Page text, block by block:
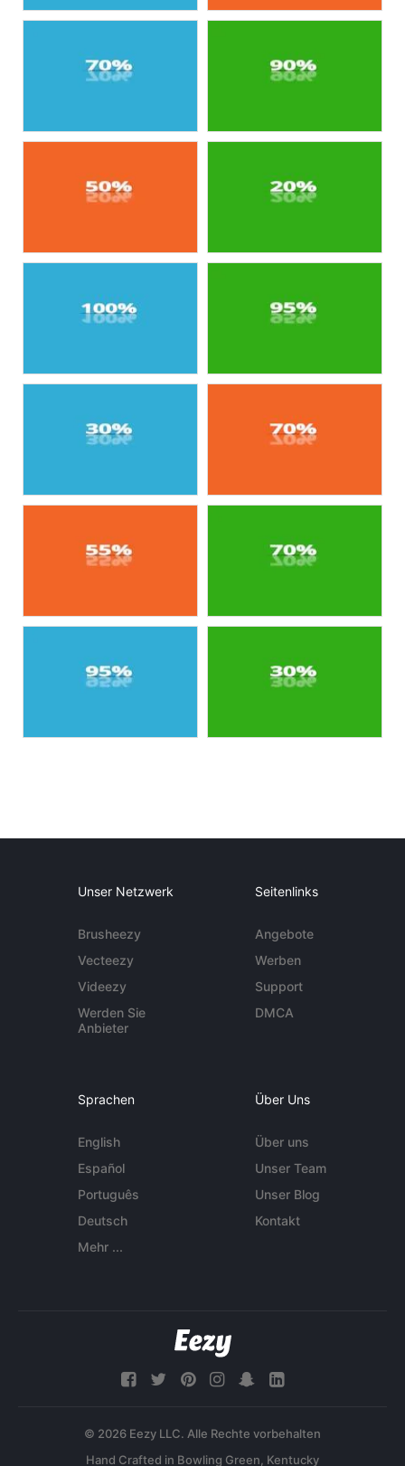
Unser Netzwerk
Brusheezy
Vecteezy
Videezy
Werden Sie
Anbieter
Seitenlinks
Angebote
Werben
Support
DMCA
Sprachen
English
Español
Português
Deutsch
Mehr ...
Über Uns
Über uns
Unser Team
Unser Blog
Kontakt
© 2026 Eezy LLC. Alle Rechte vorbehalten